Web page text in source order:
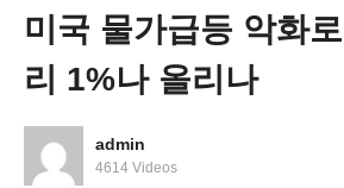
미국 물가급등 악화
리 1%나 올리나
admin
4614 Videos